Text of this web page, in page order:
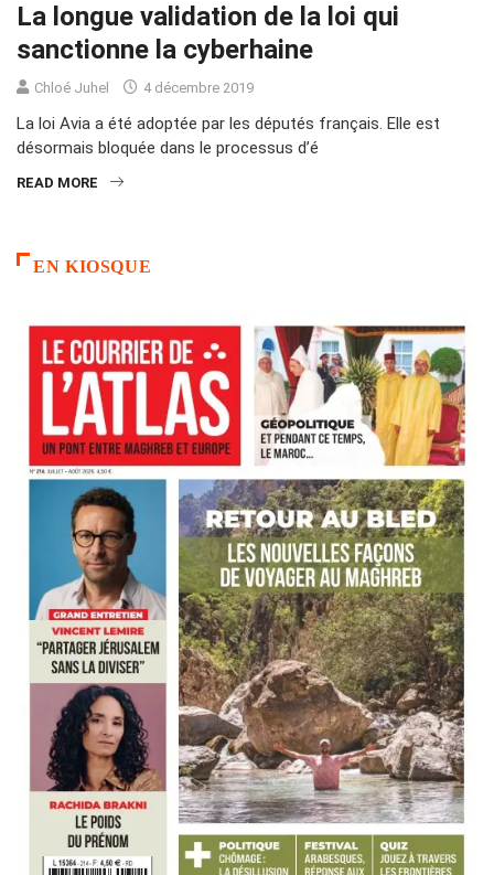
La longue validation de la loi qui
sanctionne la cyberhaine
Chloé Juhel 4 décembre 2019
La loi Avia a été adoptée par les députés français. Elle est
désormais bloquée dans le processus d’é
READ MORE
EN KIOSQUE